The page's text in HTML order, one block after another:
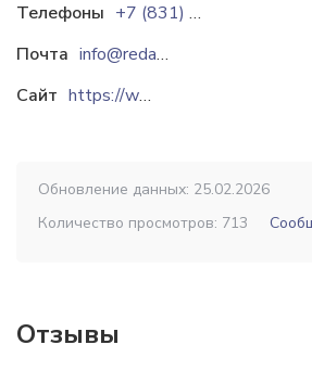
Телефоны
+7 (831) 211 55 11
Почта
info@redanchor.ru
Сайт
https://www.redanchor.ru
Обновление данных: 25.02.2026
Количество просмотров: 713
Отзывы